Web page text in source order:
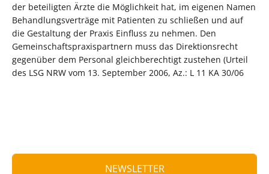
der beteiligten Ärzte die Möglichkeit hat, im eigenen Namen
Behandlungsverträge mit Patienten zu schließen und auf
die Gestaltung der Praxis Einfluss zu nehmen. Den
Gemeinschaftspraxispartnern muss das Direktionsrecht
gegenüber dem Personal gleichberechtigt zustehen (Urteil
des LSG NRW vom 13. September 2006, Az.: L 11 KA 30/06
NEWSLETTER